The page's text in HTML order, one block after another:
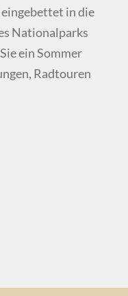
in die
Nationalparks
ein Sommer
Radtouren